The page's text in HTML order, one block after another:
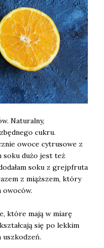
Naturalny,
cukru.
owoce cytrusowe z
soku dużo jest też
soku z grejpfruta
z miąższem, który
owoców.
które mają w miarę
się po lekkim
uszkodzeń.